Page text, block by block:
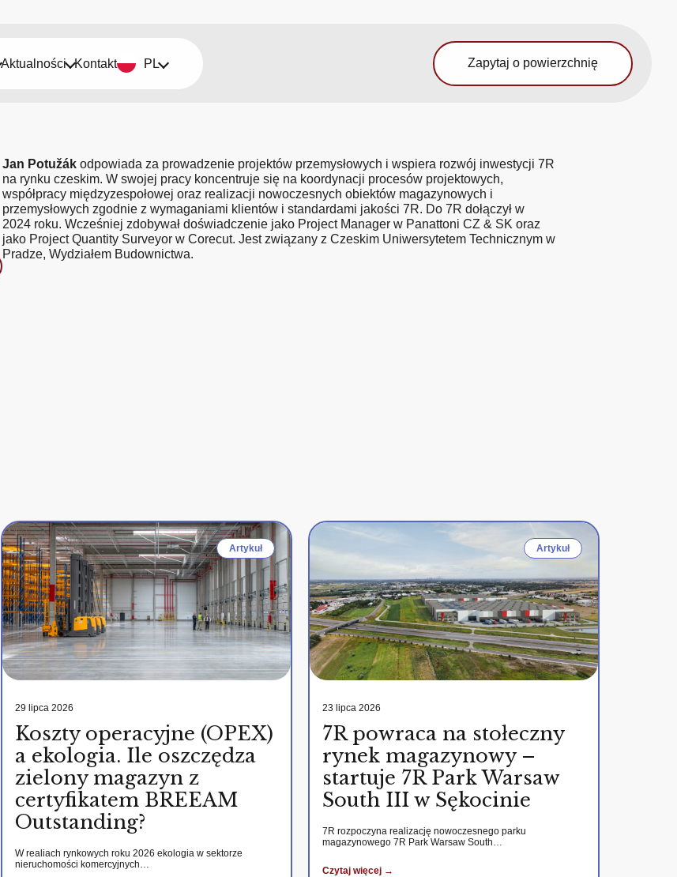
Aktualności Kontakt PL Zapytaj o powierzchnię
Jan Potužák odpowiada za prowadzenie projektów przemysłowych i wspiera rozwój inwestycji 7R
na rynku czeskim. W swojej pracy koncentruje się na koordynacji procesów projektowych,
współpracy międzyzespołowej oraz realizacji nowoczesnych obiektów magazynowych i
przemysłowych zgodnie z wymaganiami klientów i standardami jakości 7R. Do 7R dołączył w
2024 roku. Wcześniej zdobywał doświadczenie jako Project Manager w Panattoni CZ & SK oraz
jako Project Quantity Surveyor w Corecut. Jest związany z Czeskim Uniwersytetem Technicznym w
Pradze, Wydziałem Budownictwa.
Artykuł
29 lipca 2026
Koszty operacyjne (OPEX)
a ekologia. Ile oszczędza
zielony magazyn z
certyfikatem BREEAM
Outstanding?
W realiach rynkowych roku 2026 ekologia w sektorze
nieruchomości komercyjnych…
Artykuł
23 lipca 2026
7R powraca na stołeczny
rynek magazynowy –
startuje 7R Park Warsaw
South III w Sękocinie
7R rozpoczyna realizację nowoczesnego parku
magazynowego 7R Park Warsaw South…
Czytaj więcej →